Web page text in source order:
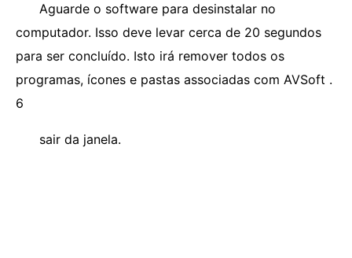
Aguarde o software para desinstalar no
computador. Isso deve levar cerca de 20 segundos
para ser concluído. Isto irá remover todos os
programas, ícones e pastas associadas com AVSoft .
6
sair da janela.